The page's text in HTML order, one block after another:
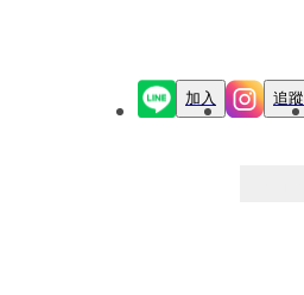
加入 追蹤